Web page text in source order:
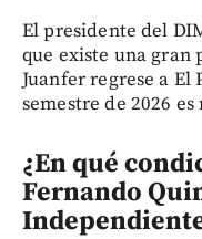
El presidente del
que existe una gran
Juanfer regrese a El
semestre de 2026
¿En qué
Fernando